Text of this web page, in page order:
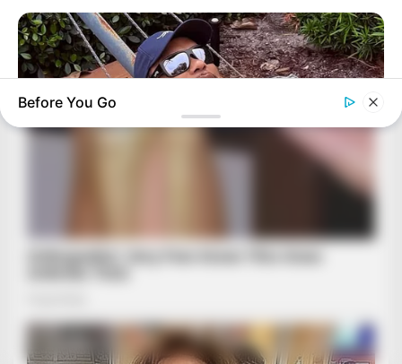
Before You Go